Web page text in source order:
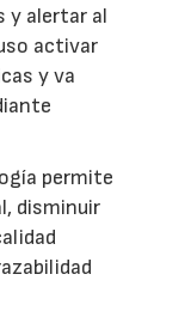
y alertar al
activar
y va
permite
disminuir